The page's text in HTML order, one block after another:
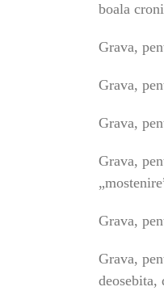
boala
Grava,
Grava,
Grava,
Grava,
Grava,
Grava,